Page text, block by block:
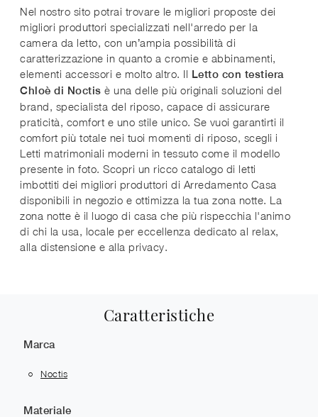
Nel nostro sito potrai trovare le migliori proposte dei
migliori produttori specializzati nell'arredo per la
camera da letto, con un’ampia possibilità di
caratterizzazione in quanto a cromie e abbinamenti,
elementi accessori e molto altro. Il Letto con testiera
Chloè di Noctis è una delle più originali soluzioni del
brand, specialista del riposo, capace di assicurare
praticità, comfort e uno stile unico. Se vuoi garantirti il
comfort più totale nei tuoi momenti di riposo, scegli i
Letti matrimoniali moderni in tessuto come il modello
presente in foto. Scopri un ricco catalogo di letti
imbottiti dei migliori produttori di Arredamento Casa
disponibili in negozio e ottimizza la tua zona notte. La
zona notte è il luogo di casa che più rispecchia l'animo
di chi la usa, locale per eccellenza dedicato al relax,
alla distensione e alla privacy.
Caratteristiche
Marca
Noctis
Materiale